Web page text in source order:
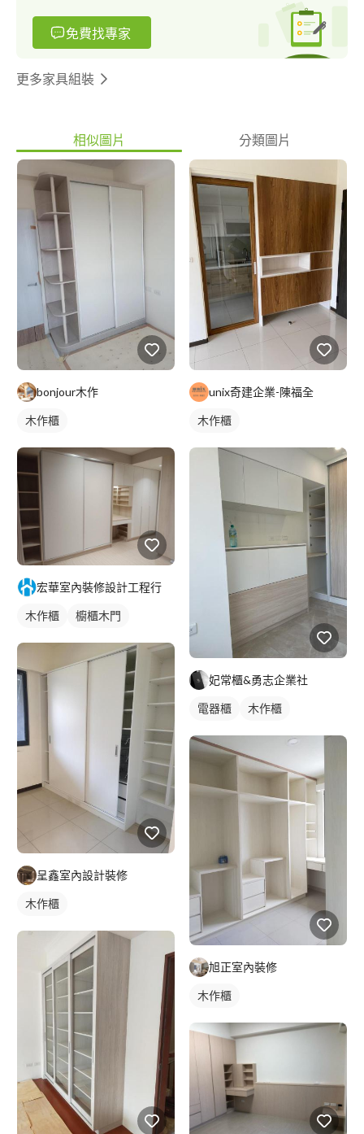
免費找專家
更多家具組裝
相似圖片 分類圖片
bonjour木作
木作櫃
宏華室內裝修設計工程行
木作櫃 櫥櫃木門
呈鑫室內設計裝修
木作櫃
unix奇建企業-陳福全
木作櫃
妃常櫃&勇志企業社
電器櫃 木作櫃
旭正室內裝修
木作櫃